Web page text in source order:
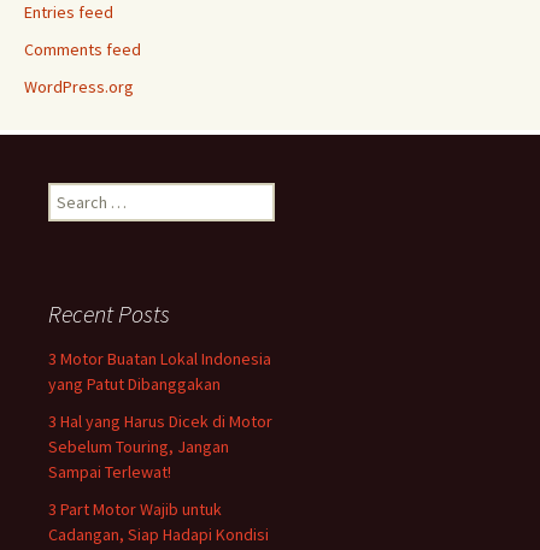
Entries feed
Comments feed
WordPress.org
Search
for:
Recent Posts
3 Motor Buatan Lokal Indonesia
yang Patut Dibanggakan
3 Hal yang Harus Dicek di Motor
Sebelum Touring, Jangan
Sampai Terlewat!
3 Part Motor Wajib untuk
Cadangan, Siap Hadapi Kondisi